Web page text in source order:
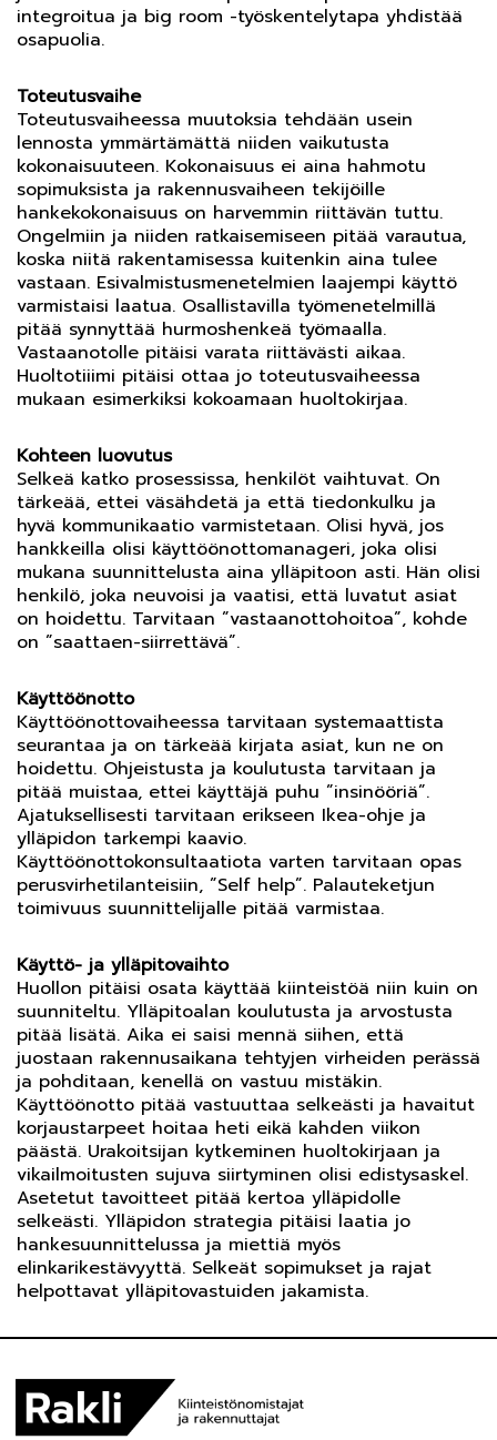
integroitua ja big room -työskentelytapa yhdistää
osapuolia.
Toteutusvaihe
Toteutusvaiheessa muutoksia tehdään usein
lennosta ymmärtämättä niiden vaikutusta
kokonaisuuteen. Kokonaisuus ei aina hahmotu
sopimuksista ja rakennusvaiheen tekijöille
hankekokonaisuus on harvemmin riittävän tuttu.
Ongelmiin ja niiden ratkaisemiseen pitää varautua,
koska niitä rakentamisessa kuitenkin aina tulee
vastaan. Esivalmistusmenetelmien laajempi käyttö
varmistaisi laatua. Osallistavilla työmenetelmillä
pitää synnyttää hurmoshenkeä työmaalla.
Vastaanotolle pitäisi varata riittävästi aikaa.
Huoltotiiimi pitäisi ottaa jo toteutusvaiheessa
mukaan esimerkiksi kokoamaan huoltokirjaa.
Kohteen luovutus
Selkeä katko prosessissa, henkilöt vaihtuvat. On
tärkeää, ettei väsähdetä ja että tiedonkulku ja
hyvä kommunikaatio varmistetaan. Olisi hyvä, jos
hankkeilla olisi käyttöönottomanageri, joka olisi
mukana suunnittelusta aina ylläpitoon asti. Hän olisi
henkilö, joka neuvoisi ja vaatisi, että luvatut asiat
on hoidettu. Tarvitaan ”vastaanottohoitoa”, kohde
on ”saattaen-siirrettävä”.
Käyttöönotto
Käyttöönottovaiheessa tarvitaan systemaattista
seurantaa ja on tärkeää kirjata asiat, kun ne on
hoidettu. Ohjeistusta ja koulutusta tarvitaan ja
pitää muistaa, ettei käyttäjä puhu ”insinööriä”.
Ajatuksellisesti tarvitaan erikseen Ikea-ohje ja
ylläpidon tarkempi kaavio.
Käyttöönottokonsultaatiota varten tarvitaan opas
perusvirhetilanteisiin, ”Self help”. Palauteketjun
toimivuus suunnittelijalle pitää varmistaa.
Käyttö- ja ylläpitovaihto
Huollon pitäisi osata käyttää kiinteistöä niin kuin on
suunniteltu. Ylläpitoalan koulutusta ja arvostusta
pitää lisätä. Aika ei saisi mennä siihen, että
juostaan rakennusaikana tehtyjen virheiden perässä
ja pohditaan, kenellä on vastuu mistäkin.
Käyttöönotto pitää vastuuttaa selkeästi ja havaitut
korjaustarpeet hoitaa heti eikä kahden viikon
päästä. Urakoitsijan kytkeminen huoltokirjaan ja
vikailmoitusten sujuva siirtyminen olisi edistysaskel.
Asetetut tavoitteet pitää kertoa ylläpidolle
selkeästi. Ylläpidon strategia pitäisi laatia jo
hankesuunnittelussa ja miettiä myös
elinkarikestävyyttä. Selkeät sopimukset ja rajat
helpottavat ylläpitovastuiden jakamista.